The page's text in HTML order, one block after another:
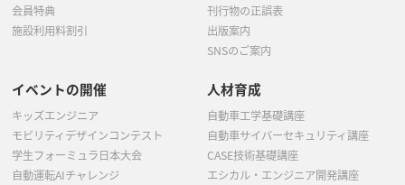
会員特典
施設利用料割引
刊行物の正誤表
出版案内
SNSのご案内
イベントの開催
キッズエンジニア
モビリティデザインコンテスト
学生フォーミュラ日本大会
自動運転AIチャレンジ
人材育成
自動車工学基礎講座
自動車サイバーセキュリティ講座
CASE技術基礎講座
エシカル・エンジニア開発講座